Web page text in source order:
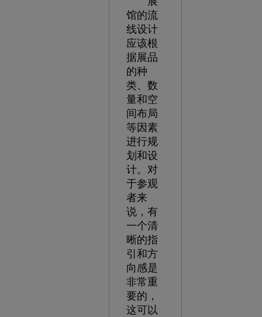
馆的流
线设计
应该根
据展品
的种
类、数
量和空
间布局
等因素
进行规
划和设
计。对
于参观
者来
说，有
一个清
晰的指
引和方
向感是
非常重
要的，
这可以